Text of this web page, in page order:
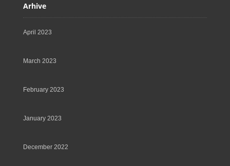
Arhive
April 2023
March 2023
February 2023
January 2023
December 2022